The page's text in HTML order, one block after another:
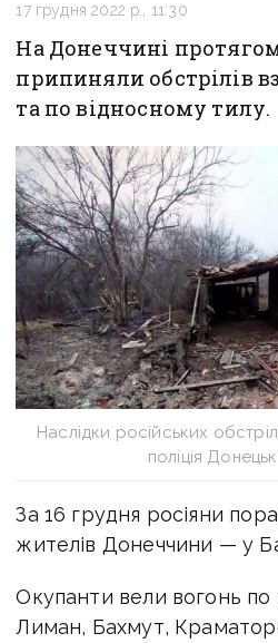
17 грудня 2022 р., 11:30
На Донеччині
припиняли обстрілів
та по відносному тилу.
Наслідки російських
поліція
За 16 грудня росіяни
жителів Донеччини — у
Окупанти вели вогонь по
Лиман, Бахмут,